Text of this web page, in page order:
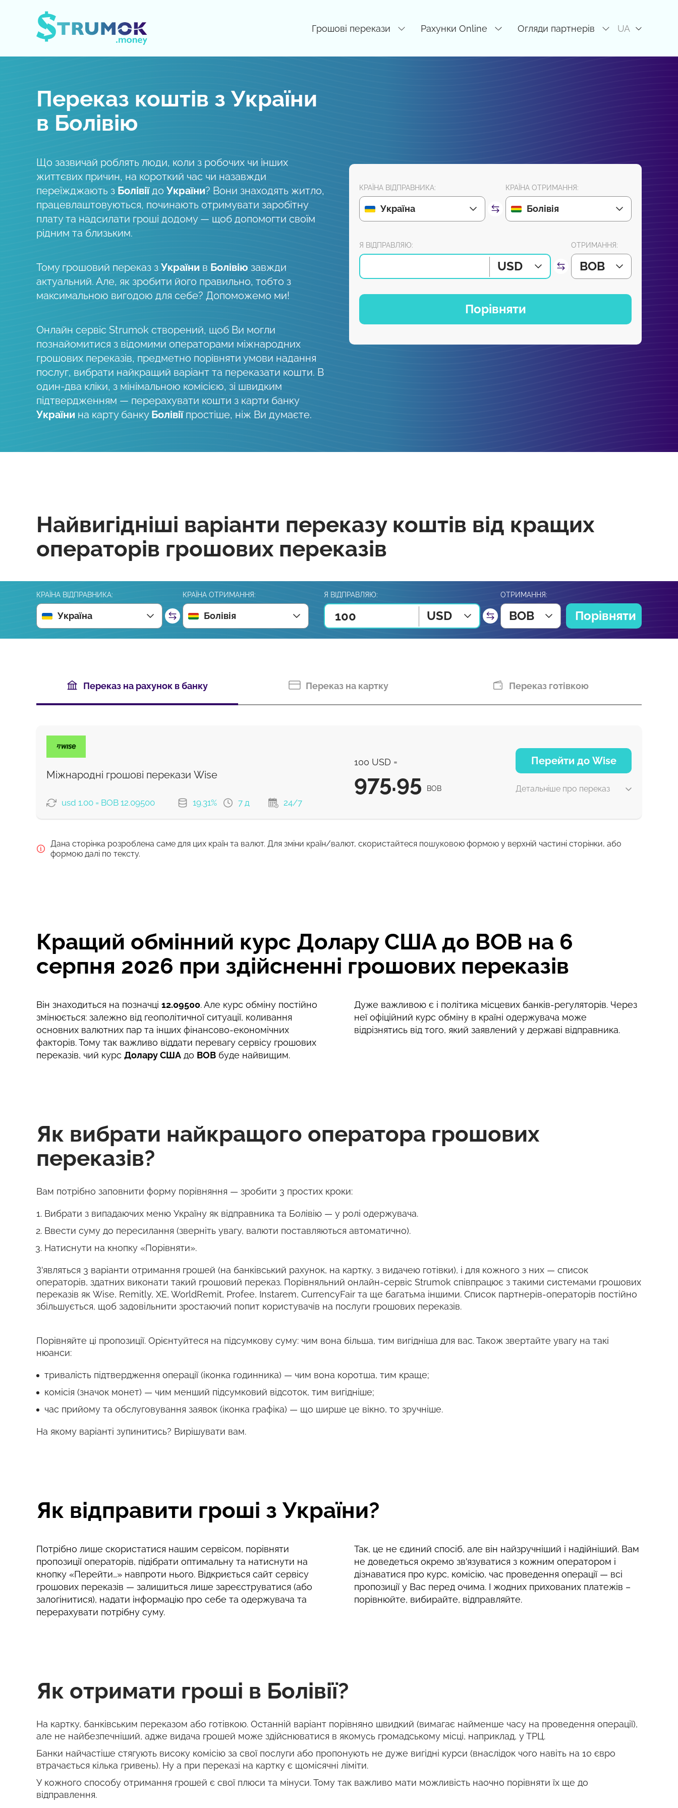
Грошові перекази Рахунки Online Огляди партнерів UA
Переказ коштів з України
в Болівію
Що зазвичай роблять люди, коли з робочих чи інших
життєвих причин, на короткий час чи назавжди
переїжджають з Болівіїдо України? Вони знаходять житло,
працевлаштовуються, починають отримувати заробітну
плату та надсилати гроші додому — щоб допомогти своїм
рідним та близьким.
Тому грошовий переказ з України в Болівію завжди
актуальний. Але, як зробити його правильно, тобто з
максимальною вигодою для себе? Допоможемо ми!
Онлайн сервіс Strumok створений, щоб Ви могли
познайомитися з відомими операторами міжнародних
грошових переказів, предметно порівняти умови надання
послуг, вибрати найкращий варіант та переказати кошти. В
один-два кліки, з мінімальною комісією, зі швидким
підтвердженням — перерахувати кошти з карти банку
України на карту банку Болівіїпростіше, ніж Ви думаєте.
КРАЇНА ВІДПРАВНИКА:
Україна
КРАЇНА ОТРИМАННЯ:
Болівія
Я ВІДПРАВЛЯЮ:
USD
ОТРИМАННЯ:
BOB
Порівняти
Найвигідніші варіанти переказу коштів від кращих
операторів грошових переказів
КРАЇНА ВІДПРАВНИКА:
Україна
КРАЇНА ОТРИМАННЯ:
Болівія
Я ВІДПРАВЛЯЮ:
USD
ОТРИМАННЯ:
BOB Порівняти
Переказ на рахунок в банку Переказ на картку Переказ готівкою
Міжнародні грошові перекази Wise
usd 1.00 = BOB 12.09500 19.31% 7 д 24/7
100 USD =
975.95 BOB
Перейти до Wise
Детальніше про переказ
Сплатити карткою 975.95
Дана сторінка розроблена саме для цих країн та валют. Для зміни країн/валют, скористайтеся пошуковою формою у верхній частині сторінки, або
формою далі по тексту.
Кращий обмінний курс Долару США до BOB на 6
серпня 2026 при здійсненні грошових переказів
Він знаходиться на позначці 12.09500. Але курс обміну постійно
змінюється: залежно від геополітичної ситуації, коливання
основних валютних пар та інших фінансово-економічних
факторів. Тому так важливо віддати перевагу сервісу грошових
переказів, чий курс Долару США до BOB буде найвищим.
Дуже важливою є і політика місцевих банків-регуляторів. Через
неї офіційний курс обміну в країні одержувача може
відрізнятись від того, який заявлений у державі відправника.
Як вибрати найкращого оператора грошових
переказів?
Вам потрібно заповнити форму порівняння — зробити 3 простих кроки:
Вибрати з випадаючих меню Україну як відправника та Болівію — у ролі одержувача.
Ввести суму до пересилання (зверніть увагу, валюти поставляються автоматично).
Натиснути на кнопку «Порівняти».
З'являться 3 варіанти отримання грошей (на банківський рахунок, на картку, з видачею готівки), і для кожного з них — список
операторів, здатних виконати такий грошовий переказ. Порівняльний онлайн-сервіс Strumok співпрацює з такими системами грошових
переказів як Wise, Remitly, XE, WorldRemit, Profee, Instarem, CurrencyFair та ще багатьма іншими. Список партнерів-операторів постійно
збільшується, щоб задовільнити зростаючий попит користувачів на послуги грошових переказів.
Порівняйте ці пропозиції. Орієнтуйтеся на підсумкову суму: чим вона більша, тим вигідніша для вас. Також звертайте увагу на такі
нюанси:
тривалість підтвердження операції (іконка годинника) — чим вона коротша, тим краще;
комісія (значок монет) — чим менший підсумковий відсоток, тим вигідніше;
час прийому та обслуговування заявок (іконка графіка) — що ширше це вікно, то зручніше.
На якому варіанті зупинитись? Вирішувати вам.
Як відправити гроші з України?
Потрібно лише скористатися нашим сервісом, порівняти
пропозиції операторів, підібрати оптимальну та натиснути на
кнопку «Перейти…» навпроти нього. Відкриється сайт сервісу
грошових переказів — залишиться лише зареєструватися (або
залогінитися), надати інформацію про себе та одержувача та
перерахувати потрібну суму.
Так, це не єдиний спосіб, але він найзручніший і надійніший. Вам
не доведеться окремо зв'язуватися з кожним оператором і
дізнаватися про курс, комісію, час проведення операції — всі
пропозиції у Вас перед очима. І жодних прихованих платежів –
порівнюйте, вибирайте, відправляйте.
Як отримати гроші в Болівії?
На картку, банківським переказом або готівкою. Останній варіант порівняно швидкий (вимагає найменше часу на проведення операції),
але не найбезпечніший, адже видача грошей може здійснюватися в якомусь громадському місці, наприклад, у ТРЦ.
Банки найчастіше стягують високу комісію за свої послуги або пропонують не дуже вигідні курси (внаслідок чого навіть на 10 євро
втрачається кілька гривень). Ну а при переказі на картку є щомісячні ліміти.
У кожного способу отримання грошей є свої плюси та мінуси. Тому так важливо мати можливість наочно порівняти їх ще до
відправлення.